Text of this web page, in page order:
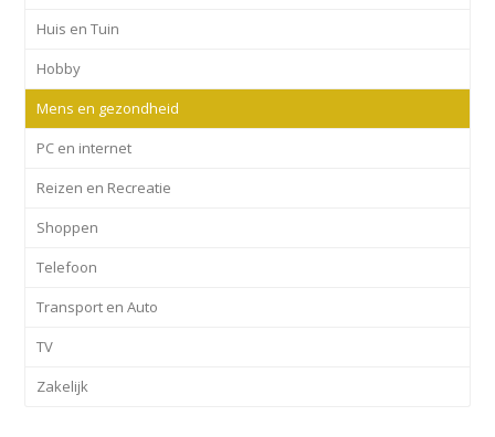
Huis en Tuin
Hobby
Mens en gezondheid
PC en internet
Reizen en Recreatie
Shoppen
Telefoon
Transport en Auto
TV
Zakelijk